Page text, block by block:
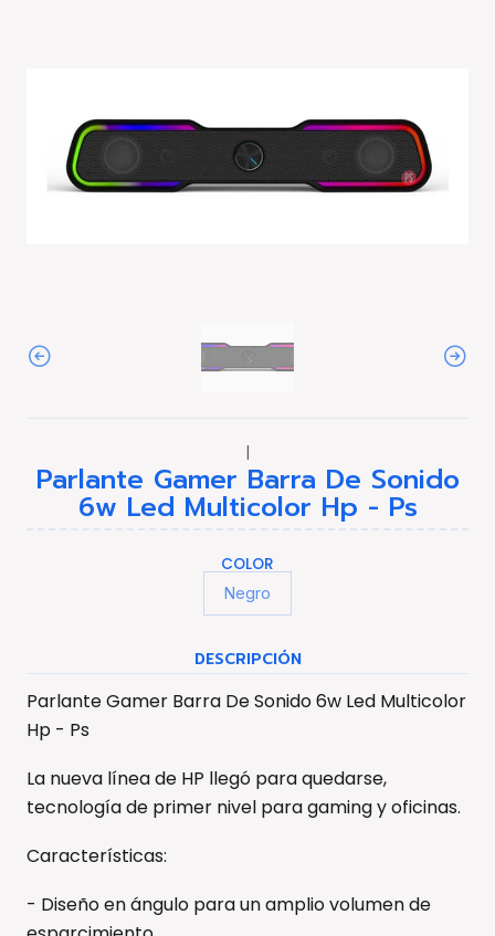
|
Parlante Gamer Barra De Sonido
6w Led Multicolor Hp - Ps
COLOR
Negro
DESCRIPCIÓN
Parlante Gamer Barra De Sonido 6w Led Multicolor
Hp - Ps
La nueva línea de HP llegó para quedarse,
tecnología de primer nivel para gaming y oficinas.
Características:
- Diseño en ángulo para un amplio volumen de